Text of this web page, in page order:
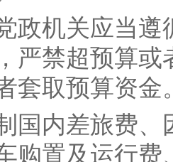
机关应当遵
严禁超预算
套取预算资金
内差旅费、
购置及运行